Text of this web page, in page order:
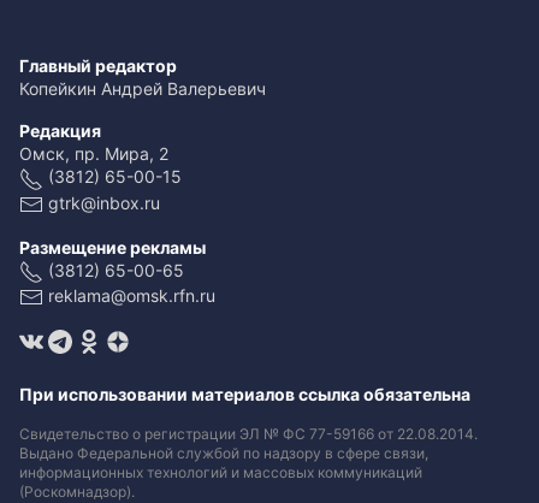
Главный редактор
Копейкин Андрей Валерьевич
Редакция
Омск, пр. Мира, 2
(3812) 65-00-15
gtrk@inbox.ru
Размещение рекламы
(3812) 65-00-65
reklama@omsk.rfn.ru
При использовании материалов ссылка обязательна
Свидетельство о регистрации ЭЛ № ФС 77-59166 от 22.08.2014.
Выдано Федеральной службой по надзору в сфере связи,
информационных технологий и массовых коммуникаций
(Роскомнадзор).